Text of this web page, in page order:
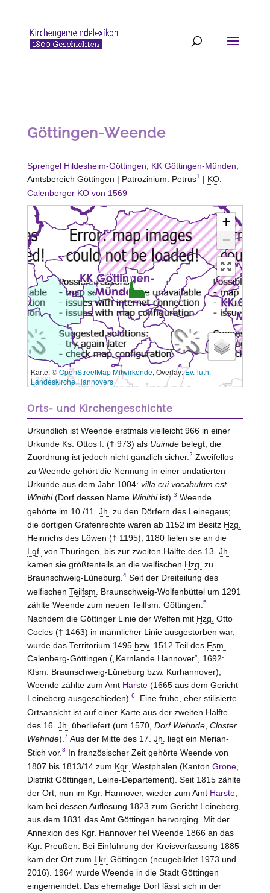
Göttingen-Weende
Sprengel Hildesheim-Göttingen KK Göttingen-Münden
Amtsbereich Göttingen | Patrozinium: Petrus1 | KO:
Calenberger KO von 1569
+
−
3 km
Karte: ©OpenStreetMap Mitwirkende, Overlay:Ev.-luth.
Landeskirche Hannovers
Orts- und Kirchengeschichte
Urkundlich ist Weende erstmals vielleicht 966 in einer
Urkunde Ks. Ottos I. († 973) als Uuinidebelegt; die
Zuordnung ist jedoch nicht gänzlich sicher. 2 Zweifellos
zu Weende gehört die Nennung in einer undatierten
Urkunde aus dem Jahr 1004: villa cui vocabulum est
Winithi(Dorf dessen Name Winithiist). 3 Weende
gehörte im 10./11. Jh. zu den Dörfern des Leinegaus;
die dortigen Grafenrechte waren ab 1152 im Besitz Hzg.
Heinrichs des Löwen († 1195), 1180 fielen sie an die
Lgf. von Thüringen, bis zur zweiten Hälfte des 13. Jh.
kamen sie größtenteils an die welfischen Hzg. zu
Braunschweig-Lüneburg. 4Seit der Dreiteilung des
welfischen Teilfsm.
Braunschweig-Wolfenbüttel um 1291
zählte Weende zum neuen Teilfsm. Göttingen. 5
Nachdem die Göttinger Linie der Welfen mit Hzg. Otto
Cocles († 1463) in männlicher Linie ausgestorben war,
wurde das Territorium 1495 bzw. 1512 Teil des Fsm.
Calenberg-Göttingen („Kernlande Hannover“, 1692:
Kfsm.
Braunschweig-Lüneburg bzw. Kurhannover);
Weende zählte zum Amt Harste(1665 aus dem Gericht
Leineberg ausgeschieden). 6
. Eine frühe, eher stilisierte
Ortsansicht ist auf einer Karte aus der zweiten Hälfte
des 16. Jh. überliefert (um 1570, Dorf Wehnde, Closter
Wehnde). 7 Aus der Mitte des 17. Jh.
liegt ein Merian-
Stich vor. 8 In französischer Zeit gehörte Weende von
1807 bis 1813/14 zum Kgr. Westphalen (Kanton Grone,
Distrikt Göttingen, Leine-Departement). Seit 1815 zählte
der Ort, nun im Kgr. Hannover, wieder zum Amt Harste,
kam bei dessen Auflösung 1823 zum Gericht Leineberg,
aus dem 1831 das Amt Göttingen hervorging. Mit der
Annexion des Kgr. Hannover fiel Weende 1866 an das
Kgr. Preußen. Bei Einführung der Kreisverfassung 1885
kam der Ort zum Lkr. Göttingen (neugebildet 1973 und
2016). 1964 wurde Weende in die Stadt Göttingen
eingemeindet. Das ehemalige Dorf lässt sich in der